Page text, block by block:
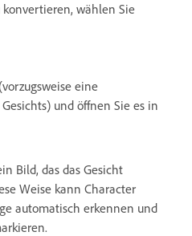
wählen Sie
eine
und öffnen Sie es in
Bild, das das Gesicht
Weise kann Character
automatisch erkennen und